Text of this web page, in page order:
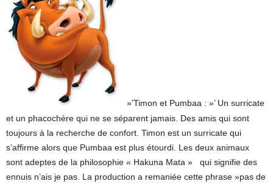
»’Timon et Pumbaa : »’ Un surricate
et un phacochère qui ne se séparent jamais. Des amis qui sont
toujours à la recherche de confort. Timon est un surricate qui
s’affirme alors que Pumbaa est plus étourdi. Les deux animaux
sont adeptes de la philosophie « Hakuna Mata » qui signifie des
ennuis n’ais je pas. La production a remaniée cette phrase »pas de